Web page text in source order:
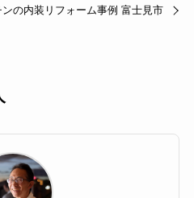
ンの内装リフォーム事例 富士見市